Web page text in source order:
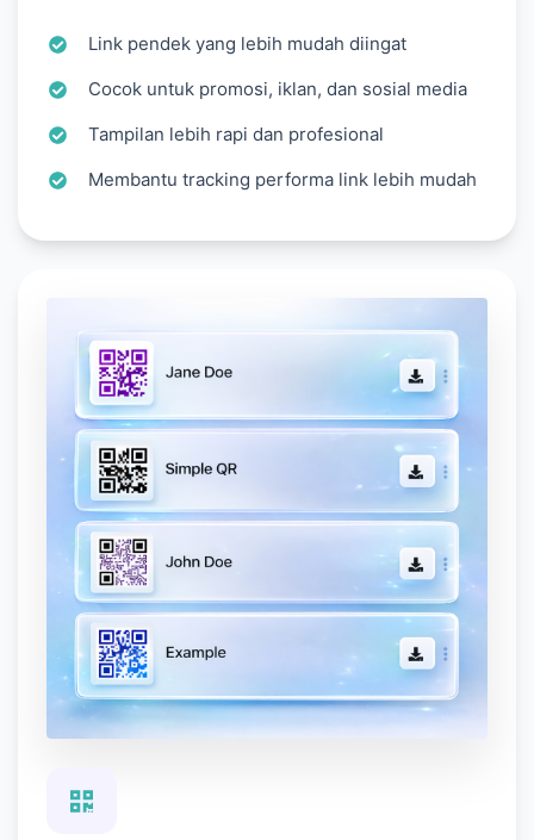
Link pendek yang lebih mudah diingat
Cocok untuk promosi, iklan, dan sosial media
Tampilan lebih rapi dan profesional
Membantu tracking performa link lebih mudah